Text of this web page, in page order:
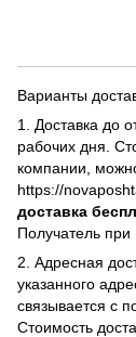
Варианты
1. Доставка до
рабочих дня.
компании,
https://
доставка
Получатель
2. Адресная
указанного
связывается с
Стоимость